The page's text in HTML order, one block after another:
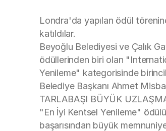
Londra'da yapılan ödül
katıldılar.
Beyoğlu Belediyesi ve Çalık
ödüllerinden biri olan
Yenileme" kategorisinde
Belediye Başkanı Ahmet
TARLABAŞI BÜYÜK
"En İyi Kentsel Yenileme"
başarısından büyük